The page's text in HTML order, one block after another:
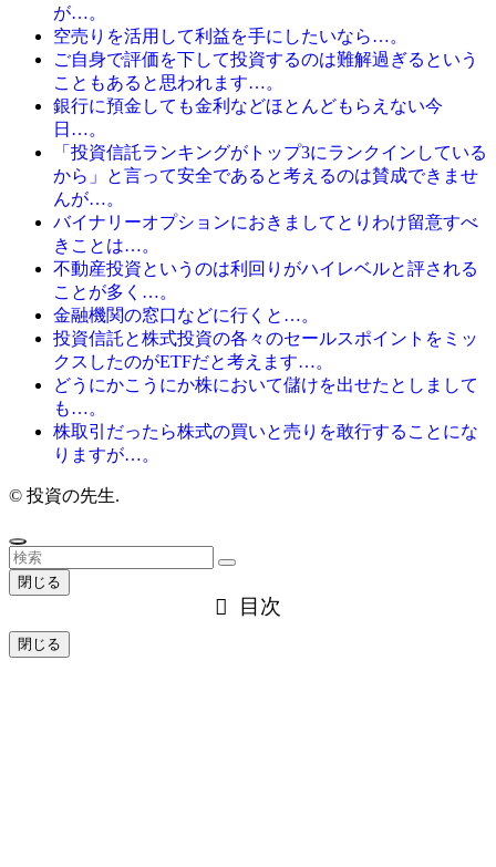
が…。
空売りを活用して利益を手にしたいなら…。
ご自身で評価を下して投資するのは難解過ぎるという
こともあると思われます…。
銀行に預金しても金利などほとんどもらえない今
日…。
「投資信託ランキングがトップ3にランクインしている
から」と言って安全であると考えるのは賛成できませ
んが…。
バイナリーオプションにおきましてとりわけ留意すべ
きことは…。
不動産投資というのは利回りがハイレベルと評される
ことが多く…。
金融機関の窓口などに行くと…。
投資信託と株式投資の各々のセールスポイントをミッ
クスしたのがETFだと考えます…。
どうにかこうにか株において儲けを出せたとしまして
も…。
株取引だったら株式の買いと売りを敢行することにな
りますが…。
© 投資の先生.
閉じる
目次
閉じる